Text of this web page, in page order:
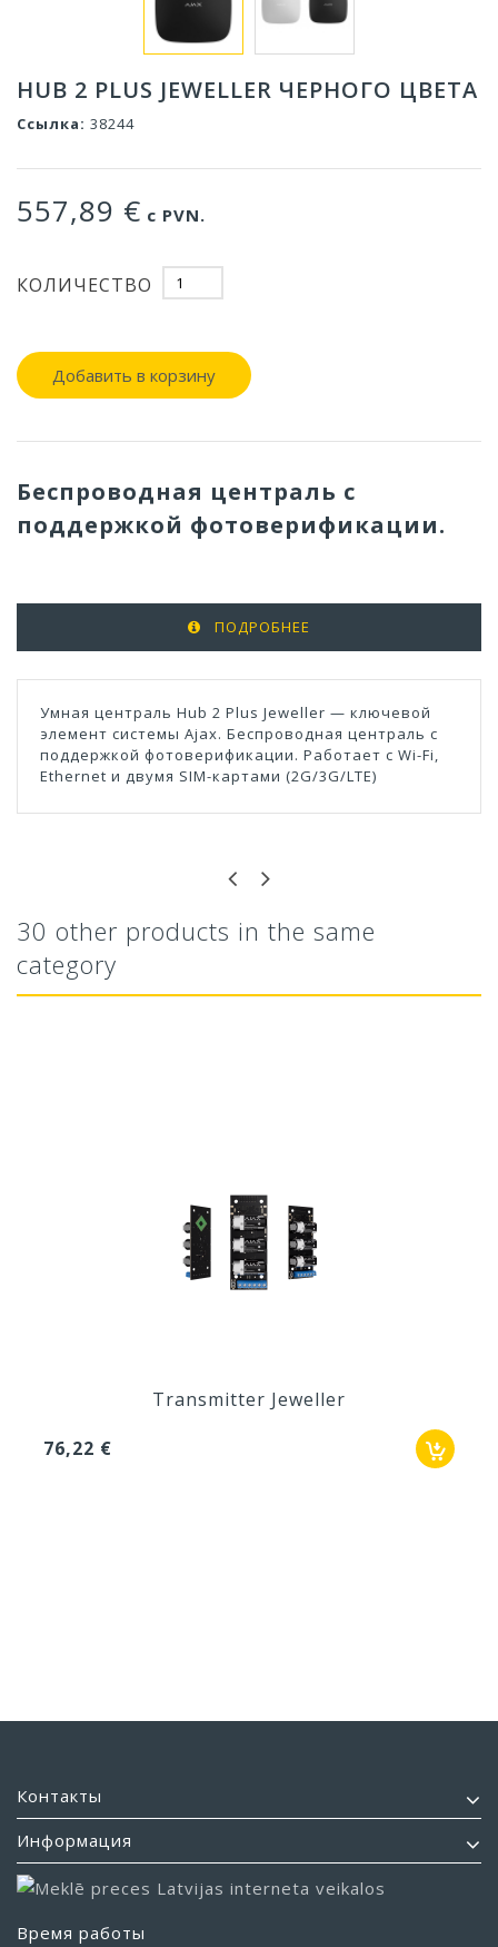
HUB 2 PLUS JEWELLER ЧЕРНОГО ЦВЕТА
Ссылка: 38244
557,89 € с PVN.
КОЛИЧЕСТВО
Добавить в корзину
Беспроводная централь с
поддержкой фотоверификации.
ПОДРОБНЕЕ
Умная централь Hub 2 Plus Jeweller — ключевой
элемент системы Ajax. Беспроводная централь с
поддержкой фотоверификации. Работает с Wi-Fi,
Ethernet и двумя SIM-картами (2G/3G/LTE)
30 other products in the same
category
Transmitter Jeweller
76,22 €
Контакты
Информация
Время работы